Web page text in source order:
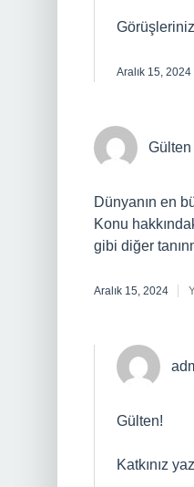
Aralık 15, 2024
Gülten
Dünyanın en
Konu
gibi diğer
Aralık 15, 2024
Gülten!
Katkınız